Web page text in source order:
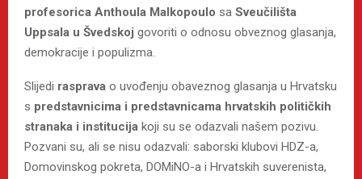
profesorica Anthoula Malkopoulo sa Sveučilišta
Uppsala u Švedskoj govoriti o odnosu obveznog glasanja,
demokracije i populizma.
Slijedi rasprava o uvođenju obaveznog glasanja u Hrvatsku
s predstavnicima i predstavnicama hrvatskih političkih
stranaka i institucija koji su se odazvali našem pozivu.
Pozvani su, ali se nisu odazvali: saborski klubovi HDZ-a,
Domovinskog pokreta, DOMiNO-a i Hrvatskih suverenista,